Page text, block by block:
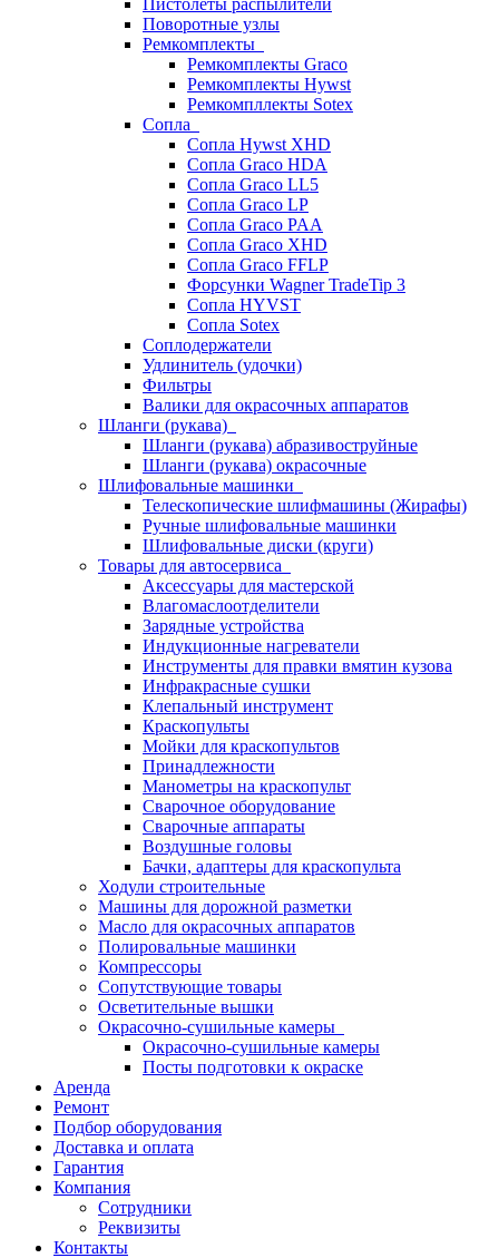
Пистолеты распылители
Поворотные узлы
Ремкомплекты
Ремкомплекты Graco
Ремкомплекты Hywst
Ремкомпллекты Sotex
Сопла
Сопла Hywst XHD
Сопла Graco HDA
Сопла Graco LL5
Сопла Graco LP
Сопла Graco PAA
Сопла Graco XHD
Сопла Graco FFLP
Форсунки Wagner TradeTip 3
Сопла HYVST
Сопла Sotex
Соплодержатели
Удлинитель (удочки)
Фильтры
Валики для окрасочных аппаратов
Шланги (рукава)
Шланги (рукава) абразивоструйные
Шланги (рукава) окрасочные
Шлифовальные машинки
Телескопические шлифмашины (Жирафы)
Ручные шлифовальные машинки
Шлифовальные диски (круги)
Товары для автосервиса
Аксессуары для мастерской
Влагомаслоотделители
Зарядные устройства
Индукционные нагреватели
Инструменты для правки вмятин кузова
Инфракрасные сушки
Клепальный инструмент
Краскопульты
Мойки для краскопультов
Принадлежности
Манометры на краскопульт
Сварочное оборудование
Сварочные аппараты
Воздушные головы
Бачки, адаптеры для краскопульта
Ходули строительные
Машины для дорожной разметки
Масло для окрасочных аппаратов
Полировальные машинки
Компрессоры
Сопутствующие товары
Осветительные вышки
Окрасочно-сушильные камеры
Окрасочно-сушильные камеры
Посты подготовки к окраске
Аренда
Ремонт
Подбор оборудования
Доставка и оплата
Гарантия
Компания
Сотрудники
Реквизиты
Контакты